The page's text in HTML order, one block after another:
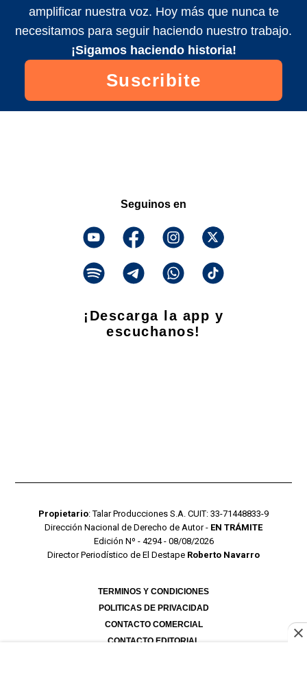
amplificar nuestra voz. Hoy más que nunca te
necesitamos para seguir haciendo nuestro trabajo.
¡Sigamos haciendo historia!
Suscribite
Seguinos en
¡Descarga la app y
escuchanos!
Propietario: Talar Producciones S.A. CUIT: 33-71448833-9
Dirección Nacional de Derecho de Autor - EN TRÁMITE
Edición Nº - 4294 - 08/08/2026
Director Periodístico de El Destape Roberto Navarro
TERMINOS Y CONDICIONES
POLITICAS DE PRIVACIDAD
CONTACTO COMERCIAL
CONTACTO EDITORIAL